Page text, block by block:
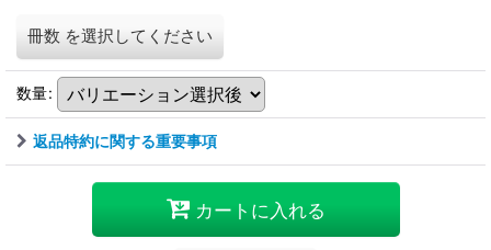
冊数 を選択してください
数量:
返品特約に関する重要事項
カートに入れる